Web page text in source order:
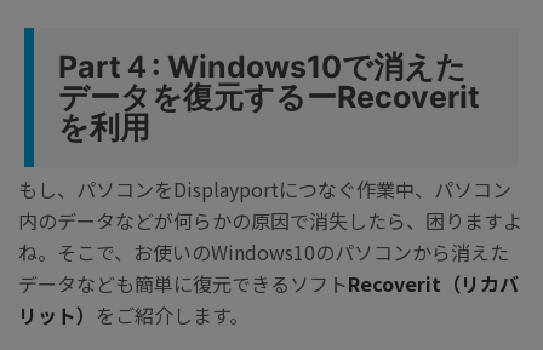
Part４: Windows10で消えた
データを復元するーRecoverit
を利用
もし、パソコンをDisplayportにつなぐ作業中、パソコン
内のデータなどが何らかの原因で消失したら、困りますよ
ね。そこで、お使いのWindows10のパソコンから消えた
データなども簡単に復元できるソフトRecoverit （リカバ
リット） をご紹介します。